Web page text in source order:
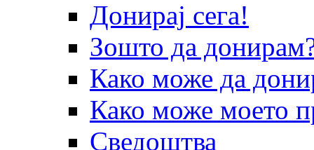
Донирај сега!
Зошто да
Како може да
Како може моето
Сведоштва